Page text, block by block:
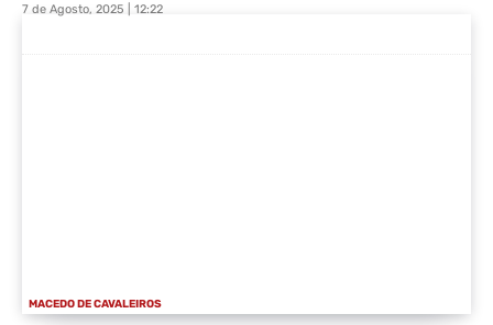
7 de Agosto, 2025 | 12:22
MACEDO DE CAVALEIROS